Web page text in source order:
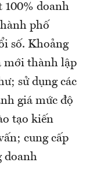
100% doanh
phố
số. Khoảng
mới thành lập
sử dụng các
giá mức độ
tạo kiến
cung cấp
doanh